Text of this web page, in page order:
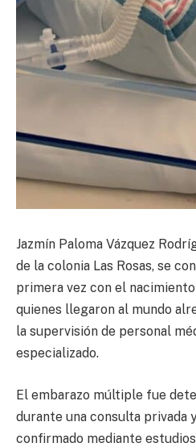
Jazmín Paloma Vázquez
de la colonia Las Rosas, se
primera vez con el
quienes llegaron al mundo
la supervisión de personal
especializado.
El embarazo múltiple fue
durante una consulta privada
confirmado mediante